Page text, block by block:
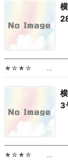
★☆★☆ ...
3
★☆★☆ ...